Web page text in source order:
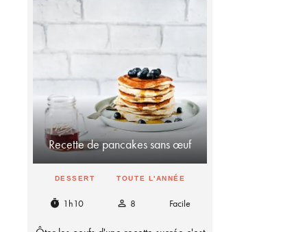
Recette de pancakes sans œuf
DESSERT TOUTE L'ANNÉE
timer 1h10 person_outline 8 Facile